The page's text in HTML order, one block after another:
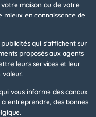
maison ou de votre
en connaissance de
qui s'affichent sur
proposés aux agents
leurs services et leur
valeur.
vous informe des canaux
entreprendre, des bonnes